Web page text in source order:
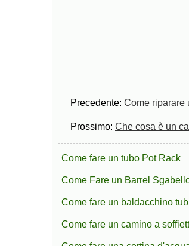
Precedente: Come riparare
Prossimo: Che cosa è un
Come fare un tubo Pot Rack
Come Fare un Barrel
Come fare un baldacchino
Come fare un camino a